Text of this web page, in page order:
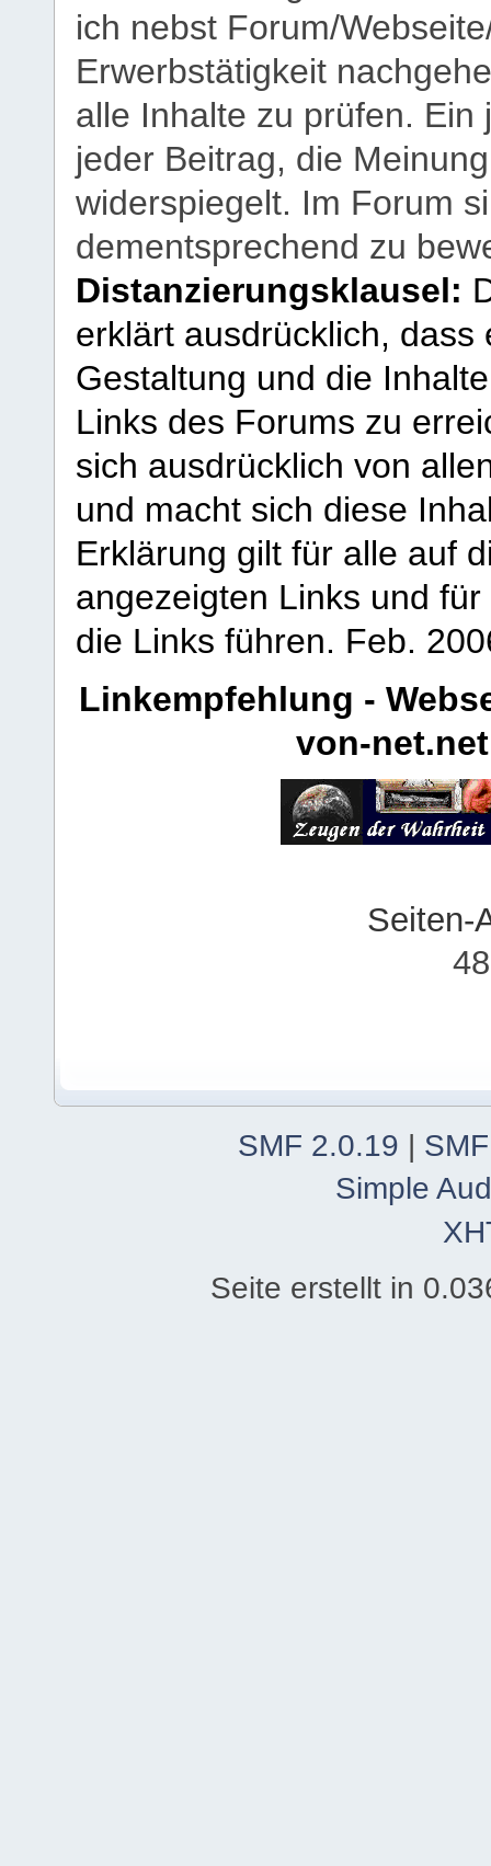
ich nebst Forum/
Erwerbstätigkeit
alle Inhalte zu prüfen.
jeder Beitrag, die
widerspiegelt. Im Forum
dementsprechend zu
Distanzierungsklausel:
erklärt ausdrücklich,
Gestaltung und die
Links des Forums zu
sich ausdrücklich von
und macht sich diese
Erklärung gilt für alle auf
angezeigten Links und
die Links führen. Feb.
Linkempfehlung -
von-net.net
Seiten-
SMF 2.0.19 |
Simple
Seite erstellt in